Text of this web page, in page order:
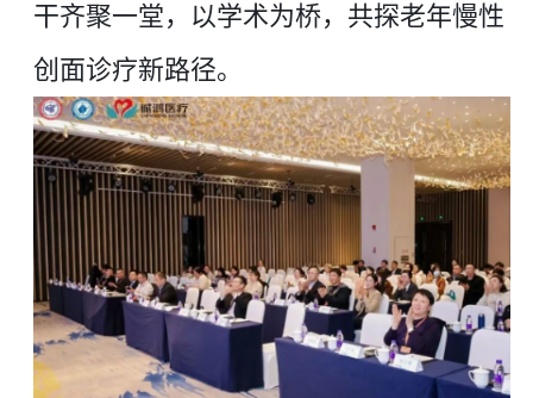
干齐聚一堂，以学术为桥，共探老年慢性
创面诊疗新路径。